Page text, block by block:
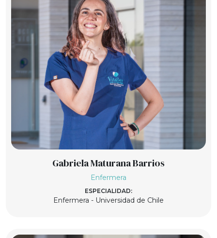
Gabriela Maturana Barrios
Enfermera
ESPECIALIDAD:
Enfermera - Universidad de Chile